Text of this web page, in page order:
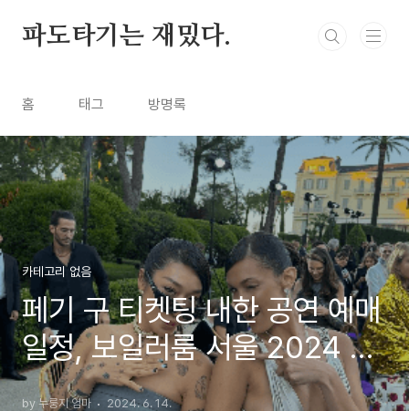
파도타기는 재밌다.
홈 태그 방명록
카테고리 없음
페기 구 티켓팅 내한 공연 예매
일정, 보일러룸 서울 2024 라
인업
by 누룽지 엄마 2024. 6. 14.